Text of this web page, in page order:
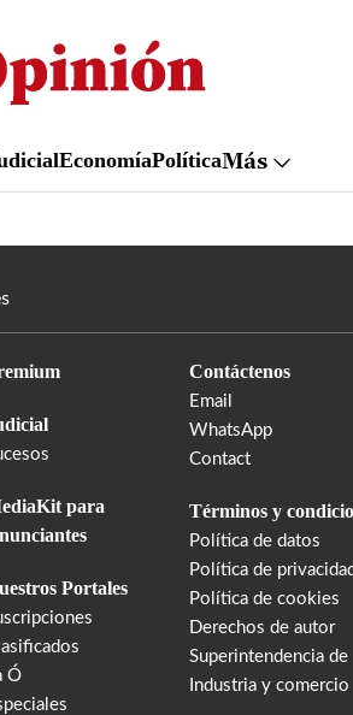
EconomíaPolíticaMás
para
Portales
Ó
Contáctenos
Email
WhatsApp
Contact
Términos y
Política de datos
Política de
Política de cookies
Derechos de autor
Superintendencia de
Industria y comercio